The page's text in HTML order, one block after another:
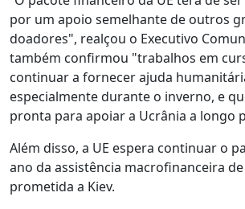
por um apoio semelhante de outros
doadores", realçou o Executivo
também confirmou "trabalhos em
continuar a fornecer ajuda
especialmente durante o inverno, e
pronta para apoiar a Ucrânia a longo
Além disso, a UE espera continuar o
ano da assistência macrofinanceira
prometida a Kiev.